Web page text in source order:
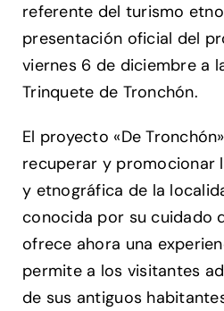
referente del turismo
presentación oficial del
viernes 6 de diciembre a
Trinquete de Tronchón.
El proyecto «De
recuperar y promocionar
y etnográfica de la
conocida por su cuidado
ofrece ahora una
permite a los visitantes
de sus antiguos